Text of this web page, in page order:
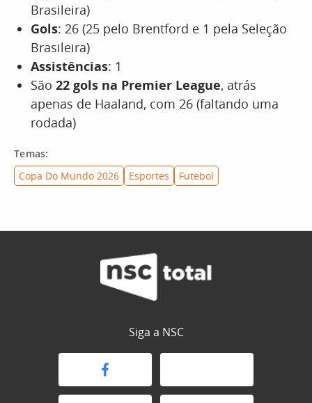
Brasileira)
Gols: 26 (25 pelo Brentford e 1 pela Seleção
Brasileira)
Assistências: 1
São 22 gols na Premier League, atrás
apenas de Haaland, com 26 (faltando uma
rodada)
Temas:
Copa Do Mundo 2026
Esportes Futebol
Siga a NSC